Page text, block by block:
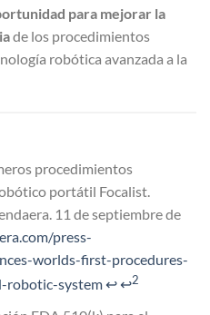
para mejorar la
de los procedimientos
robótica avanzada a la
procedimientos
portátil Focalist.
11 de septiembre de
press-
worlds-first-procedures-
robotic-system ↩ ↩2